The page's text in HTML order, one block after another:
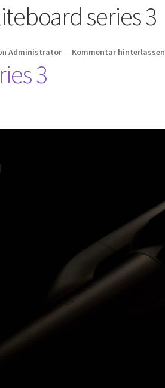
series 3
Administrator— Kommentar hinterlassen
3